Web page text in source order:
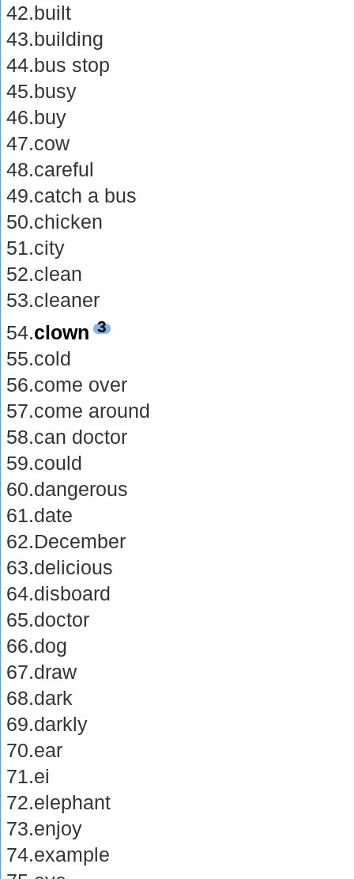
42.built
43.building
44.bus stop
45.busy
46.buy
47.cow
48.careful
49.catch a bus
50.chicken
51.city
52.clean
53.cleaner
54.clown 3
55.cold
56.come over
57.come around
58.can doctor
59.could
60.dangerous
61.date
62.December
63.delicious
64.disboard
65.doctor
66.dog
67.draw
68.dark
69.darkly
70.ear
71.ei
72.elephant
73.enjoy
74.example